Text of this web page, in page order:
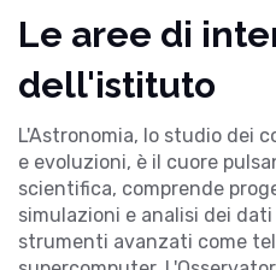
Le aree di
dell'istituto
L'Astronomia, lo studio dei
e evoluzioni, è il cuore
scientifica, comprende
simulazioni e analisi dei
strumenti avanzati come